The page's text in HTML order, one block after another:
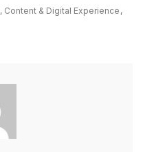
สรุป
Branding
, Content & Digital Experience ,